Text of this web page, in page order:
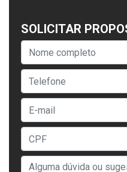
SOLICITAR